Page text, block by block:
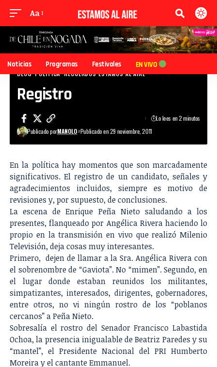
Aa
Noticias Programas Festivales EN VIVO
BLOG POLÍTICA RECUERDOS ESTAMOS AL AIRE
Registro
Publicado porMANOLO Publicado en 29 noviembre, 2011
Lo lees en 2 minutos
En la política hay momentos que son marcadamente
significativos. El registro de un candidato, señales y
agradecimientos incluidos, siempre es motivo de
revisiones y, por supuesto, de conclusiones.
La escena de Enrique Peña Nieto saludando a los
presentes, flanqueado por Angélica Rivera haciendo lo
propio en la transmisión en vivo que realizó Milenio
Televisión, deja cosas muy interesantes.
Primero, dejen de llamar a la Sra. Angélica Rivera con
el sobrenombre de “Gaviota”. No “mimen”. Segundo, en
el lugar donde estaban reunidos los militantes,
simpatizantes, interesados, dirigentes, gobernadores,
entre otros, no vi ningún rostro de los “poblanos
cercanos” a Peña Nieto.
Sobresalía el rostro del Senador Francisco Labastida
Ochoa, la presencia inigualable de Beatriz Paredes y su
“mantel”, el Presidente Nacional del PRI Humberto
Moreira y el cantante Emmanuel.